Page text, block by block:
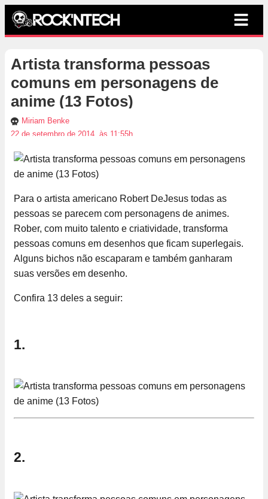
Artista transforma pessoas
comuns em personagens de
anime (13 Fotos)
Miriam Benke
22 de setembro de 2014, às 11:55h
Para o artista americano Robert DeJesus todas as
pessoas se parecem com personagens de animes.
Rober, com muito talento e criatividade, transforma
pessoas comuns em desenhos que ficam superlegais.
Alguns bichos não escaparam e também ganharam
suas versões em desenho.
Confira 13 deles a seguir:
1.
2.